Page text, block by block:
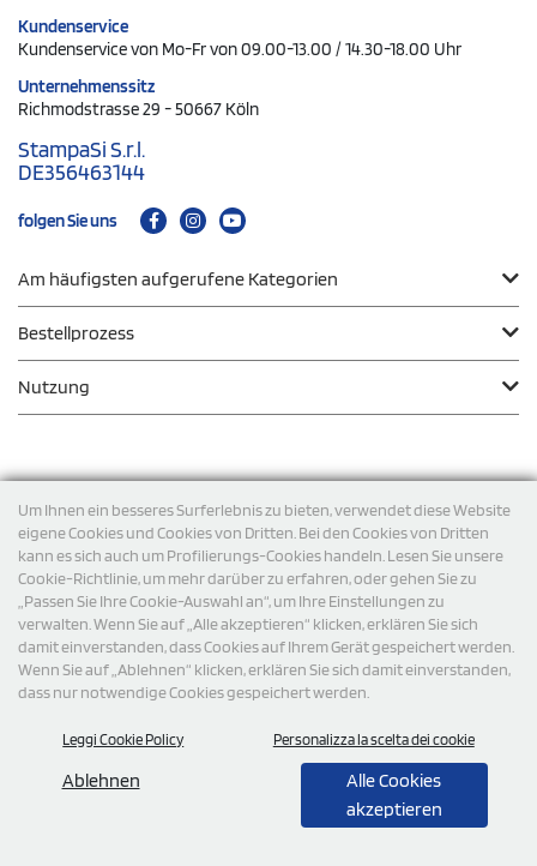
Um Ihnen ein besseres Surferlebnis zu bieten, verwendet diese Website
eigene Cookies und Cookies von Dritten. Bei den Cookies von Dritten
kann es sich auch um Profilierungs-Cookies handeln. Lesen Sie unsere
Cookie-Richtlinie, um mehr darüber zu erfahren, oder gehen Sie zu
„Passen Sie Ihre Cookie-Auswahl an“, um Ihre Einstellungen zu
verwalten. Wenn Sie auf „Alle akzeptieren“ klicken, erklären Sie sich
damit einverstanden, dass Cookies auf Ihrem Gerät gespeichert werden.
Wenn Sie auf „Ablehnen“ klicken, erklären Sie sich damit einverstanden,
dass nur notwendige Cookies gespeichert werden.
Leggi Cookie Policy Personalizza la scelta dei cookie
Ablehnen
Alle Cookies
akzeptieren
Kundenservice
Kundenservice von Mo-Fr von 09.00-13.00 / 14.30-18.00 Uhr
Unternehmenssitz
Richmodstrasse 29 - 50667 Köln
StampaSi S.r.l.
DE356463144
folgen Sie uns
Am häufigsten aufgerufene Kategorien
Bestellprozess
Nutzung
Versand
© 2026 StampaSi s.r.l. ALLE RECHTE SIND VORBEHALTEN -
Steuernummer DE356463144